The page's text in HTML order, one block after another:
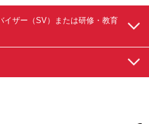
イザー（SV）または研修・教育